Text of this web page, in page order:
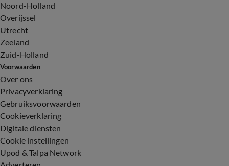
Noord-Holland
Overijssel
Utrecht
Zeeland
Zuid-Holland
Voorwaarden
Over ons
Privacyverklaring
Gebruiksvoorwaarden
Cookieverklaring
Digitale diensten
Cookie instellingen
Upod & Talpa Network